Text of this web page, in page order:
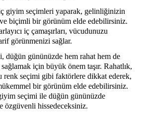
giyim seçimleri yaparak, gelinliğinizin
biçimli bir görünüm elde edebilirsiniz.
iç çamaşırları, vücudunuzu
görünmenizi sağlar.
düğün gününüzde hem rahat hem de
için büyük önem taşır. Rahatlık,
renk seçimi gibi faktörlere dikkat ederek,
bir görünüm elde edebilirsiniz.
seçimi ile düğün gününüzde
özgüvenli hissedeceksiniz.